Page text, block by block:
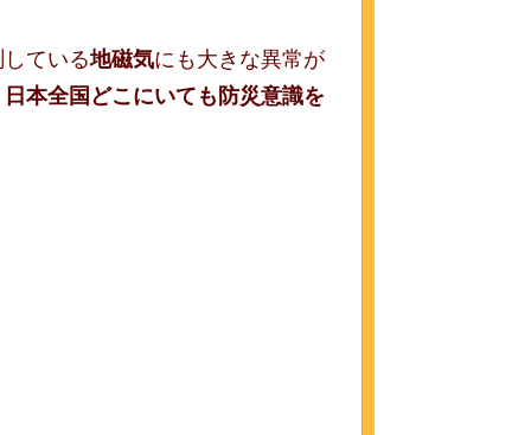
ている地磁気にも大きな異常が
日本全国どこにいても 防災意識を